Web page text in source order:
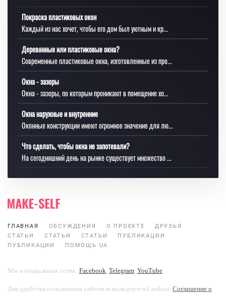
Покраска пластиковых окон
Каждый из нас хочет, чтобы его дом был уютным и кр...
Деревянные или пластиковые окна?
Современные пластиковые окна, изготовленные из про...
Окна - зазоры
Окна - зазоры, по которым проникают в помещение хо...
Окна наружные и внутренние
Оконные конструкции имеют огромное значение для лю...
Что сделать, чтобы окна не запотевали?
На сегодняшний день на рынке существует множество ...
ГЛАВНАЯ ОБСУЖДЕНИЯ О ПРОЕКТЕ
ДРУЗЬЯ
СТАТЬИ
СТАТЬИ СТАТЬИ
ПУБЛИКАЦИИ
ПУБЛИКАЦИИ
ПОМОЩЬ UA
Мы в социальных сетях: Facebook, Telegram, YouTube.
Для удобства пользования сайтом используются Cookies. Соглашение о